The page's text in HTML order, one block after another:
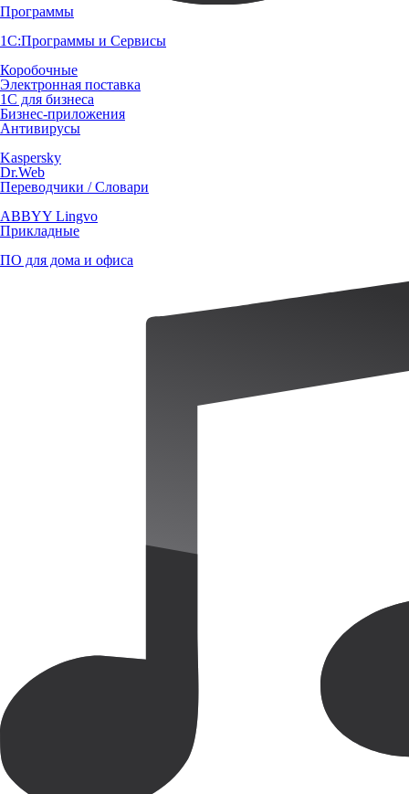
Программы
1С:Программы и Сервисы
Коробочные
Электронная поставка
1С для бизнеса
Бизнес-приложения
Антивирусы
Kaspersky
Dr.Web
Переводчики / Словари
ABBYY Lingvo
Прикладные
ПО для дома и офиса